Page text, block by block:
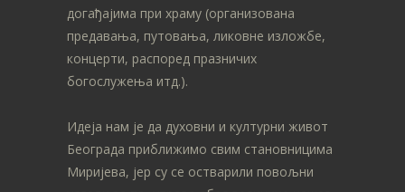
догађајима при храму (организована
предавања, путовања, ликовне изложбе,
концерти, распоред празничих
богослужења итд.).
Идеја нам је да духовни и културни живот
Београда приближимо свим становницима
Миријева, јер су се остварили повољни